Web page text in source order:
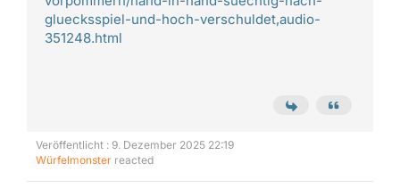
gluecksspiel-und-hoch-verschuldet,audio-
351248.html
Veröffentlicht : 9. Dezember 2025 22:19
Würfelmonster reacted